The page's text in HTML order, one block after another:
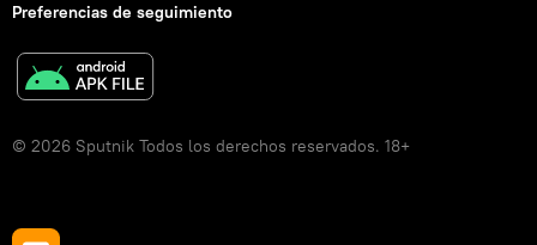
Preferencias de seguimiento
© 2026 Sputnik Todos los derechos reservados. 18+